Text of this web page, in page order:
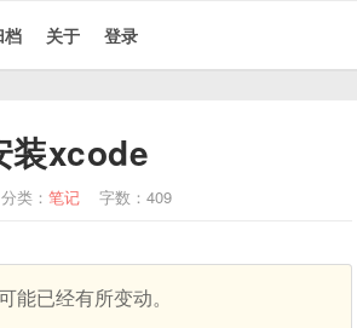
档 关于 登录
装xcode
分类： 笔记 字数：409
能已经有所变动。